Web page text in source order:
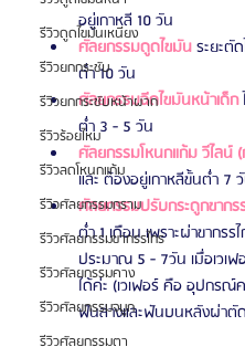
รีวิวดูดไขมันเหนียง
รีวิวยกกระชับ
รีวิวยกกระชับหน้าผาก
รีวิวร้อยไหม
รีวิวลดโหนกแก้ม
รีวิวศัลยกรรมกราม
รีวิวศัลยกรรมขากรรไกร
รีวิวศัลยกรรมคาง
รีวิวศัลยกรรมจมูก
รีวิวศัลยกรรมตา
อยู่เกาหลี 10 วัน
ศัลยกรรมดูดไขมัน ระยะตั
ต่ำ 10 วัน
ศัลยกรรมฉีดไขมันหน้าเด็ก
ต่ำ 3 - 5 วัน
ศัลยกรรมโหนกแก้ม วีไลน์
และ ต้องอยู่เกาหลีขั้นต่ำ 7
ศัลยกรรมปรับกระดูกขากร
ต่ำ 1 เดือน เพราะผ่าขากรร
ประมาณ 5 - 7วัน เมื่อเวเ
ได้ค่ะ (เวเฟอร์ คือ อุปกร
ฟันล่างและฟันบนหลังผ่าตั